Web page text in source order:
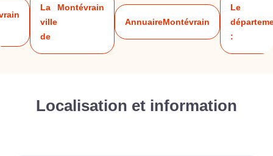
La
ville
de
Montévrain
AnnuaireMontévrain
Le
:
Localisation et information